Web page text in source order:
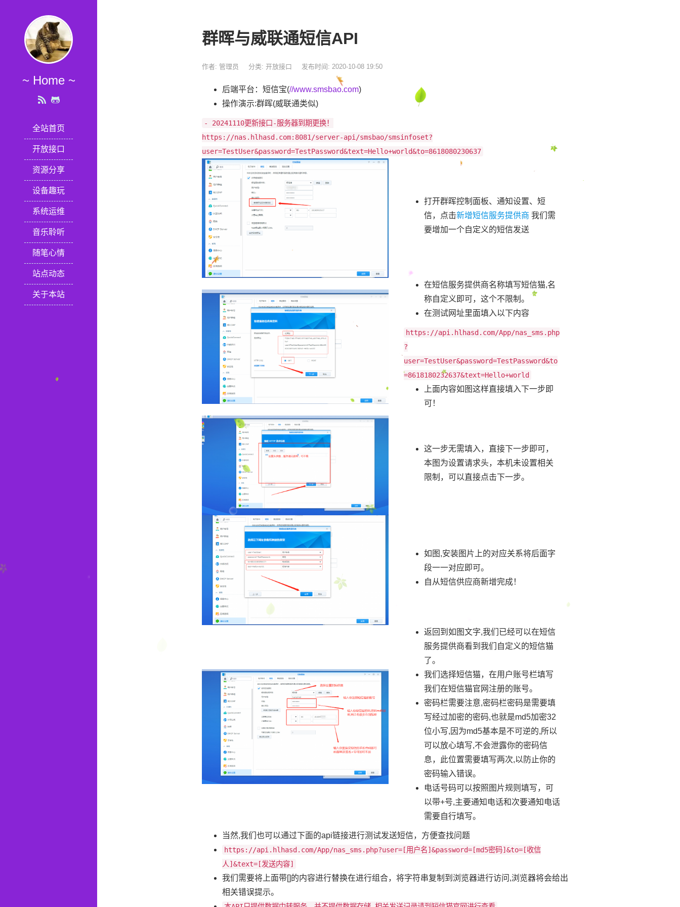
~ Home ~
全站首页
开放接口
资源分享
设备趣玩
系统运维
音乐聆听
随笔心情
站点动态
关于本站
群晖与威联通短信API
作者: 管理员 分类: 开放接口 发布时间: 2020-10-08 19:50
后端平台：短信宝(//www.smsbao.com)
操作演示:群晖(威联通类似)
- 20241110更新接口-服务器到期更换！
https://nas.hlhasd.com:8081/server-api/smsbao/smsinfoset?
user=TestUser&password=TestPassword&text=Hello+world&to=8618080230637
打开群晖控制面板、通知设置、短
信，点击新增短信服务提供商 我们需
要增加一个自定义的短信发送
在短信服务提供商名称填写短信猫,名
称自定义即可，这个不限制。
在测试网址里面填入以下内容
https://api.hlhasd.com/App/nas_sms.php
?
user=TestUser&password=TestPassword&to
=8618180232637&text=Hello+world
上面内容如图这样直接填入下一步即
可！
这一步无需填入，直接下一步即可，
本图为设置请求头，本机未设置相关
限制，可以直接点击下一步。
如图,安装图片上的对应关系将后面字
段一一对应即可。
自从短信供应商新增完成！
返回到如图文字,我们已经可以在短信
服务提供商看到我们自定义的短信猫
了。
我们选择短信猫，在用户账号栏填写
我们在短信猫官网注册的账号。
密码栏需要注意,密码栏密码是需要填
写经过加密的密码,也就是md5加密32
位小写,因为md5基本是不可逆的,所以
可以放心填写,不会泄露你的密码信
息，此位置需要填写两次,以防止你的
密码输入错误。
电话号码可以按照图片规则填写，可
以带+号,主要通知电话和次要通知电话
需要自行填写。
当然,我们也可以通过下面的api链接进行测试发送短信，方便查找问题
https://api.hlhasd.com/App/nas_sms.php?user=[用户名]&password=[md5密码]&to=[收信
人]&text=[发送内容]
我们需要将上面带[]的内容进行替换在进行组合，将字符串复制到浏览器进行访问,浏览器将会给出
相关错误提示。